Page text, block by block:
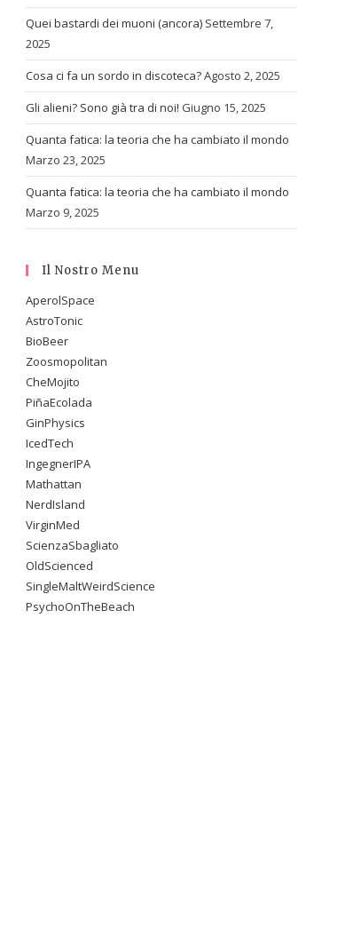
Quei bastardi dei muoni (ancora) Settembre 7,
2025
Cosa ci fa un sordo in discoteca?Agosto 2, 2025
Gli alieni? Sono già tra di noi! Giugno 15, 2025
Quanta fatica: la teoria che ha cambiato il mondo
Marzo 23, 2025
Quanta fatica: la teoria che ha cambiato il mondo
Marzo 9, 2025
Il Nostro Menu
AperolSpace
AstroTonic
BioBeer
Zoosmopolitan
CheMojito
PiñaEcolada
GinPhysics
IcedTech
IngegnerIPA
Mathattan
NerdIsland
VirginMed
ScienzaSbagliato
OldScienced
SingleMaltWeirdScience
PsychoOnTheBeach